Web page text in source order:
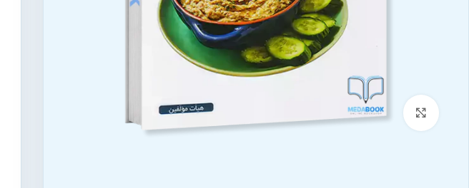
بزرگنمایی تصویر